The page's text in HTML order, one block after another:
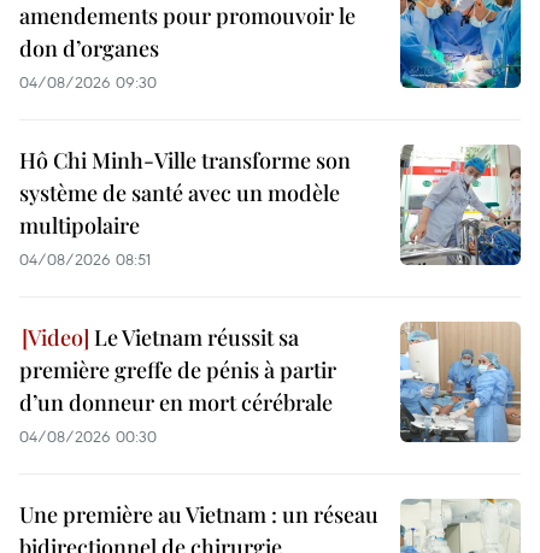
amendements pour promouvoir le
don d’organes
04/08/2026 09:30
Hô Chi Minh-Ville transforme son
système de santé avec un modèle
multipolaire
04/08/2026 08:51
Le Vietnam réussit sa
première greffe de pénis à partir
d’un donneur en mort cérébrale
04/08/2026 00:30
Une première au Vietnam : un réseau
bidirectionnel de chirurgie